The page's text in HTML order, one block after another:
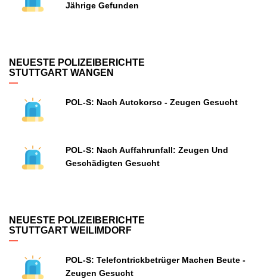
Jährige Gefunden
NEUESTE POLIZEIBERICHTE
STUTTGART WANGEN
POL-S: Nach Autokorso - Zeugen Gesucht
POL-S: Nach Auffahrunfall: Zeugen Und
Geschädigten Gesucht
NEUESTE POLIZEIBERICHTE
STUTTGART WEILIMDORF
POL-S: Telefontrickbetrüger Machen Beute -
Zeugen Gesucht